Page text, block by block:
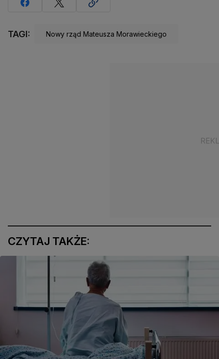
TAGI: Nowy rząd Mateusza Morawieckiego
CZYTAJ TAKŻE: